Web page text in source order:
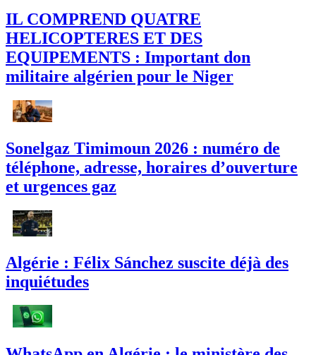
IL COMPREND QUATRE
HELICOPTERES ET DES
EQUIPEMENTS : Important don
militaire algérien pour le Niger
Sonelgaz Timimoun 2026 : numéro de
téléphone, adresse, horaires d’ouverture
et urgences gaz
Algérie : Félix Sánchez suscite déjà des
inquiétudes